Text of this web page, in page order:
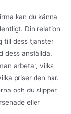
kan du känna
Din relation
till dess tjänster
dess anställda.
arbetar, vilka
priser den har.
och du slipper
eller